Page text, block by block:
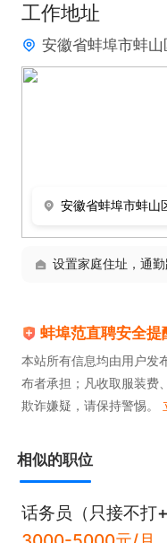
工作地址
安徽省蚌埠市蚌
安徽省蚌埠市蚌山
设置家庭住址，通
蚌埠范直聘安全提
本站所有信息均由用户发
布者承担；凡收取服装费
欺诈嫌疑，请保持警惕。
相似的职位
话务员（只接不打+